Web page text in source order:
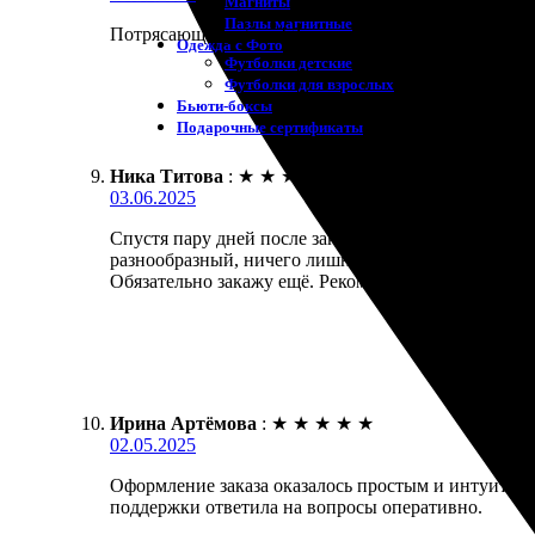
Пазлы магнитные
Одежда с Фото
Футболки детские
Футболки для взрослых
Бьюти-боксы
Подарочные сертификаты
Потрясающая работа! Заказала открытки — пришли
Ника Титова : ★ ★ ★
03.06.2025
Спустя пару дней после заказа открытых
разнообразный, ничего лишнего. Заказ
Обязательно закажу ещё. Рекомендую всем
Ирина Артёмова : ★ ★ ★ ★ ★
02.05.2025
Оформление заказа оказалось простым и
поддержки ответила на вопросы оперативно.